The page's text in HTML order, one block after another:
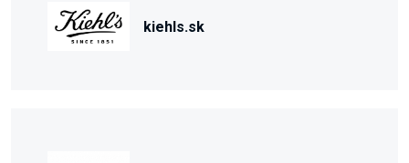
kiehls.sk